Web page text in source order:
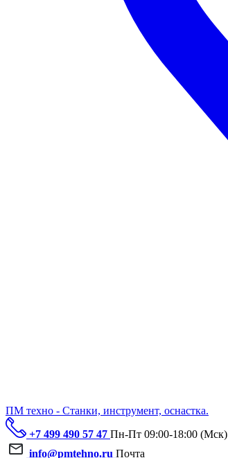
ПМ техно - Станки, инструмент, оснастка.
+7 499 490 57 47 Пн-Пт 09:00-18:00 (Мск)
info@pmtehno.ru Почта